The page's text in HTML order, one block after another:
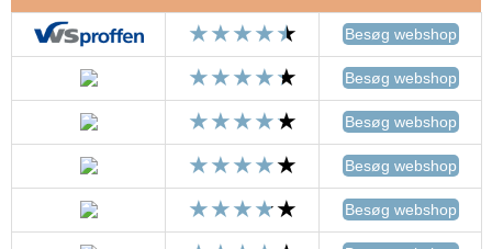
Besøg webshop
Besøg webshop
Besøg webshop
Besøg webshop
Besøg webshop